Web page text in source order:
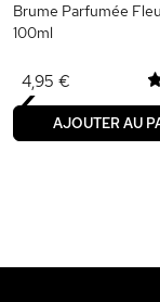
Brume Parfumée
100ml
4,95 €
AJOUTER AU
‹